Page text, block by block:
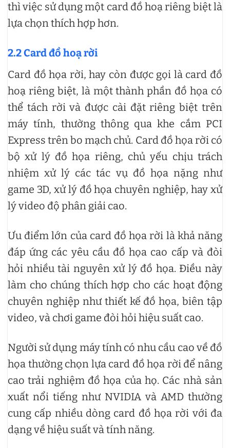
thì việc sử dụng một card đồ hoạ riêng biệt là
lựa chọn thích hợp hơn.
2.2 Card đồ hoạ rời
Card đồ họa rời, hay còn được gọi là card đồ
hoạ riêng biệt, là một thành phần đồ họa có
thể tách rời và được cài đặt riêng biệt trên
máy tính, thường thông qua khe cắm PCI
Express trên bo mạch chủ. Card đồ họa rời có
bộ xử lý đồ họa riêng, chủ yếu chịu trách
nhiệm xử lý các tác vụ đồ họa nặng như
game 3D, xử lý đồ họa chuyên nghiệp, hay xử
lý video độ phân giải cao.
Ưu điểm lớn của card đồ họa rời là khả năng
đáp ứng các yêu cầu đồ họa cao cấp và đòi
hỏi nhiều tài nguyên xử lý đồ họa. Điều này
làm cho chúng thích hợp cho các hoạt động
chuyên nghiệp như thiết kế đồ họa, biên tập
video, và chơi game đòi hỏi hiệu suất cao.
Người sử dụng máy tính có nhu cầu cao về đồ
họa thường chọn lựa card đồ họa rời để nâng
cao trải nghiệm đồ họa của họ. Các nhà sản
xuất nổi tiếng như NVIDIA và AMD thường
cung cấp nhiều dòng card đồ họa rời với đa
dạng về hiệu suất và tính năng.